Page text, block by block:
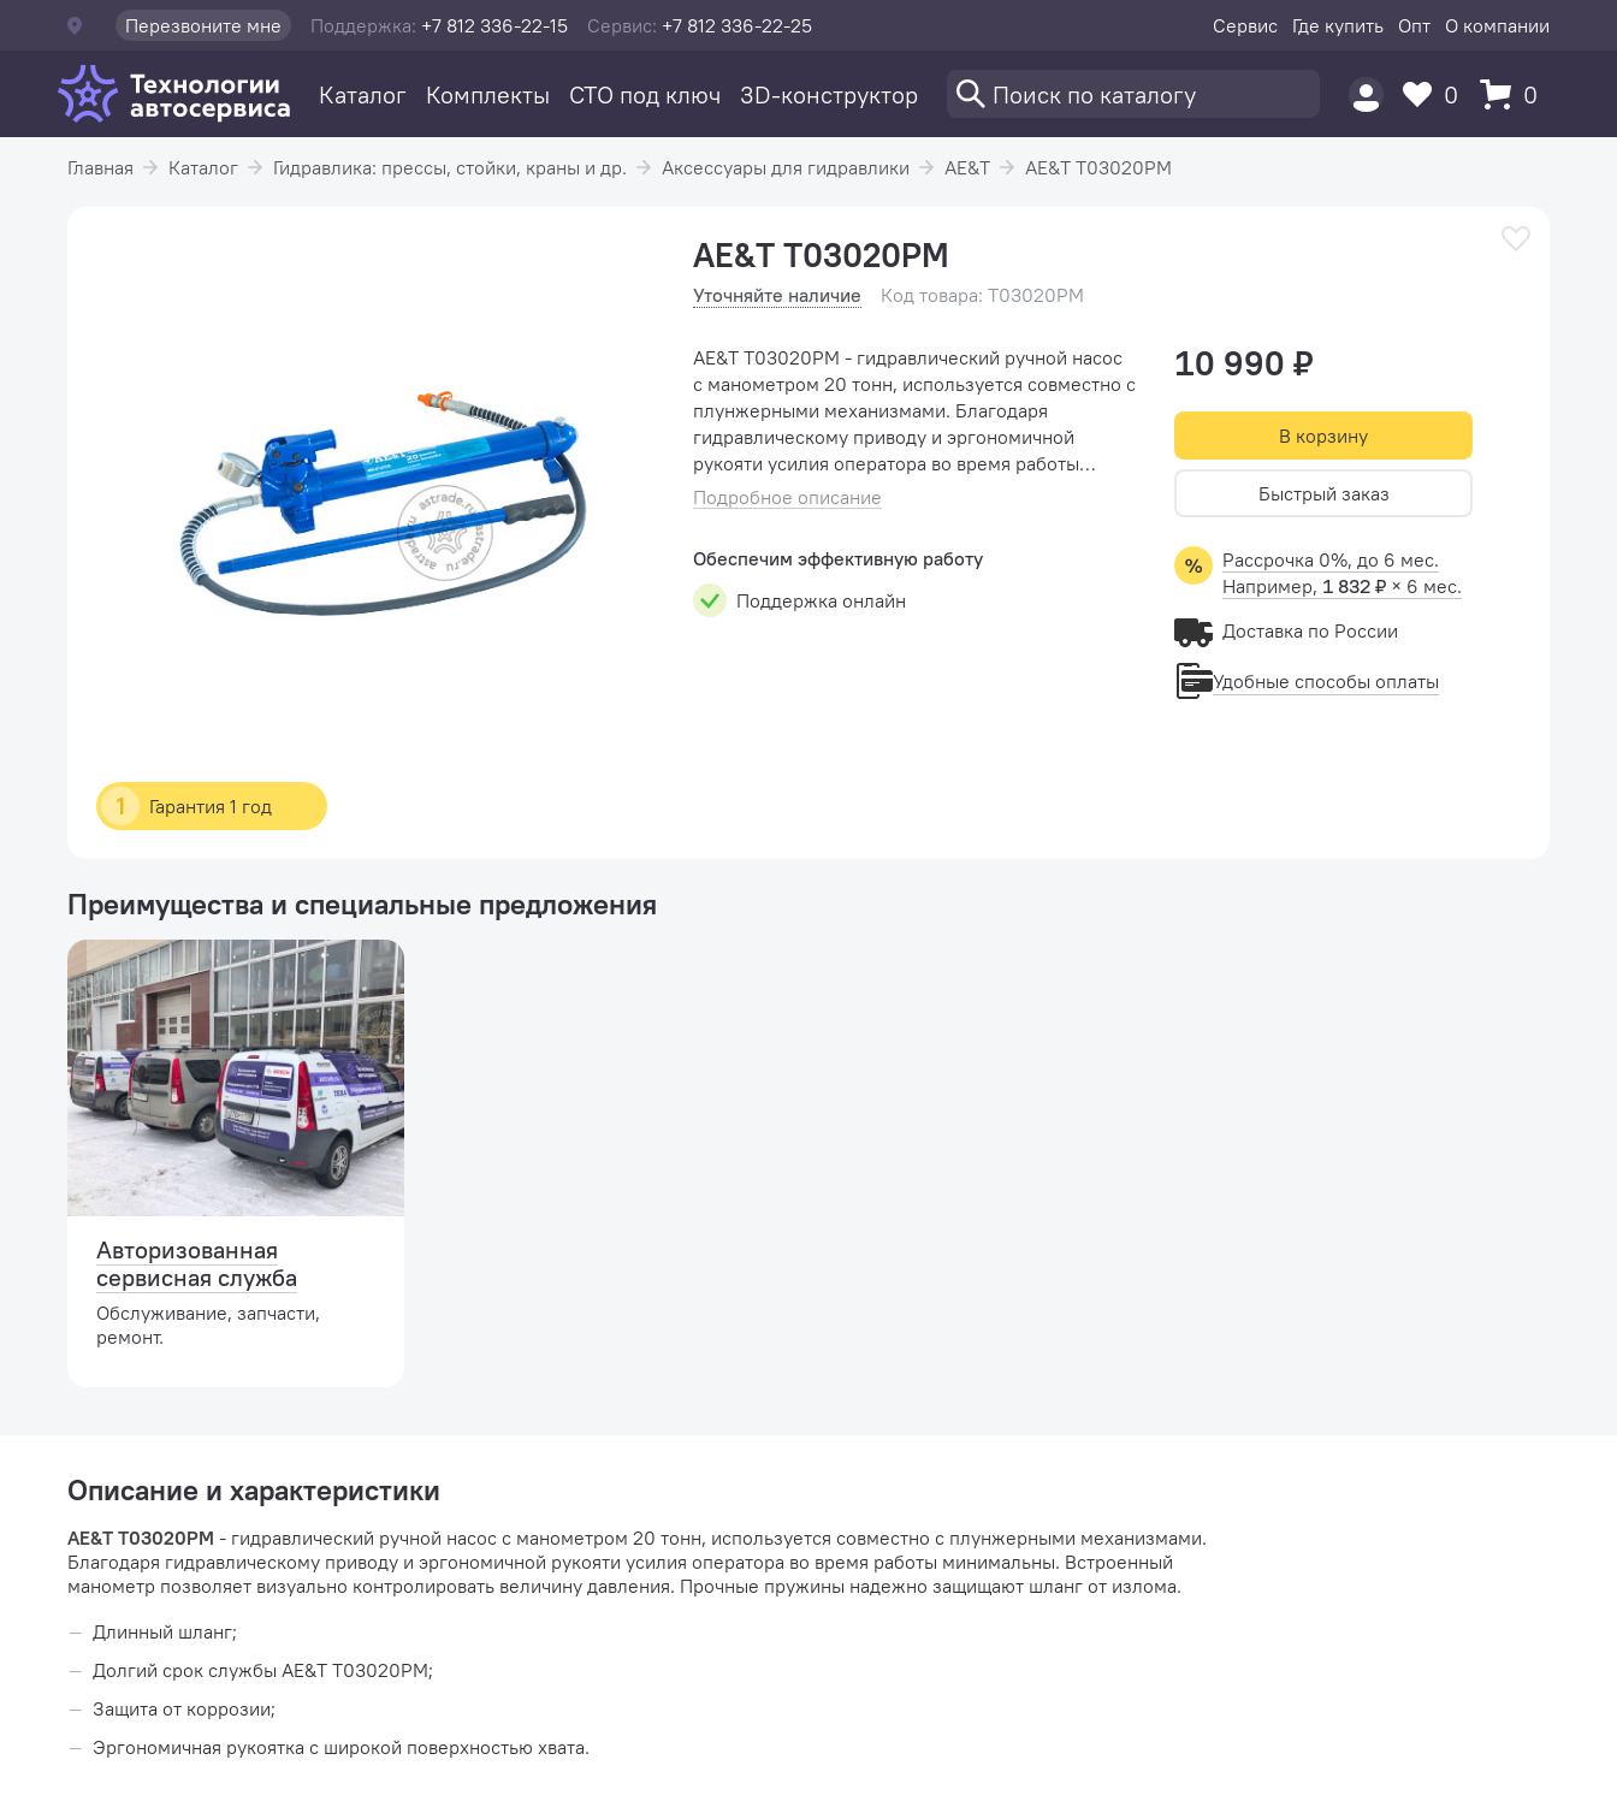
Перезвоните мне Поддержка: +7 812 336-22-15 Сервис: +7 812 336-22-25 Сервис Где купить Опт О компании
Каталог Комплекты СТО под ключ 3D-конструктор 0 0
Главная Каталог Гидравлика: прессы, стойки, краны и др. Аксессуары для гидравлики AE&T AE&T T03020PM
1 Гарантия 1 год
AE&T T03020PM
Уточняйте наличие Код товара: T03020PM
AE&T T03020PM - гидравлический ручной насос
с манометром 20 тонн, используется совместно с
плунжерными механизмами. Благодаря
гидравлическому приводу и эргономичной
рукояти усилия оператора во время работы
минимальны. Встроенный манометр позволяет
визуально контролировать ве...
Подробное описание
Обеспечим эффективную работу
Поддержка онлайн
10 990 ₽
В корзину
Быстрый заказ
Рассрочка 0%, до 6 мес.
Например, 1 832 ₽ × 6 мес.
Доставка по России
Удобные способы оплаты
Преимущества и специальные предложения
Авторизованная
сервисная служба
Обслуживание, запчасти,
ремонт.
Описание и характеристики
AE&T T03020PM - гидравлический ручной насос с манометром 20 тонн, используется совместно с плунжерными механизмами.
Благодаря гидравлическому приводу и эргономичной рукояти усилия оператора во время работы минимальны. Встроенный
манометр позволяет визуально контролировать величину давления. Прочные пружины надежно защищают шланг от излома.
Длинный шланг;
Долгий срок службы AE&T T03020PM;
Защита от коррозии;
Эргономичная рукоятка с широкой поверхностью хвата.